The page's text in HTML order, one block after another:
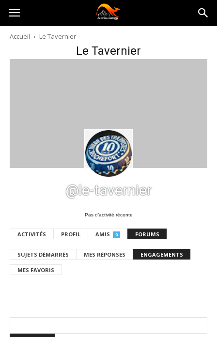
Australia-
australie.com
Accueil Le Tavernier
Le Tavernier
@le-tavernier
Pas d’activité récente
ACTIVITÉS PROFIL AMIS 0 FORUMS
SUJETS DÉMARRÉS MES RÉPONSES ENGAGEMENTS
MES FAVORIS